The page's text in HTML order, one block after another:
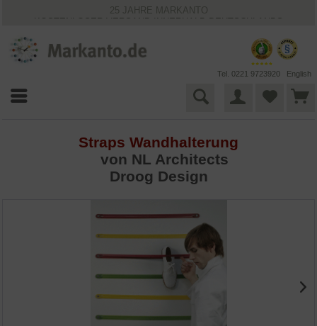
25 JAHRE MARKANTO
KOSTENLOSER VERSAND INNERHALB DEUTSCHLANDS
VIELFÄLTIGE ZAHLUNGSMÖGLICHKEITEN
BESTPRICE-GARANTIE
Tel. 0221 9723920 English
Straps Wandhalterung
von NL Architects
Droog Design